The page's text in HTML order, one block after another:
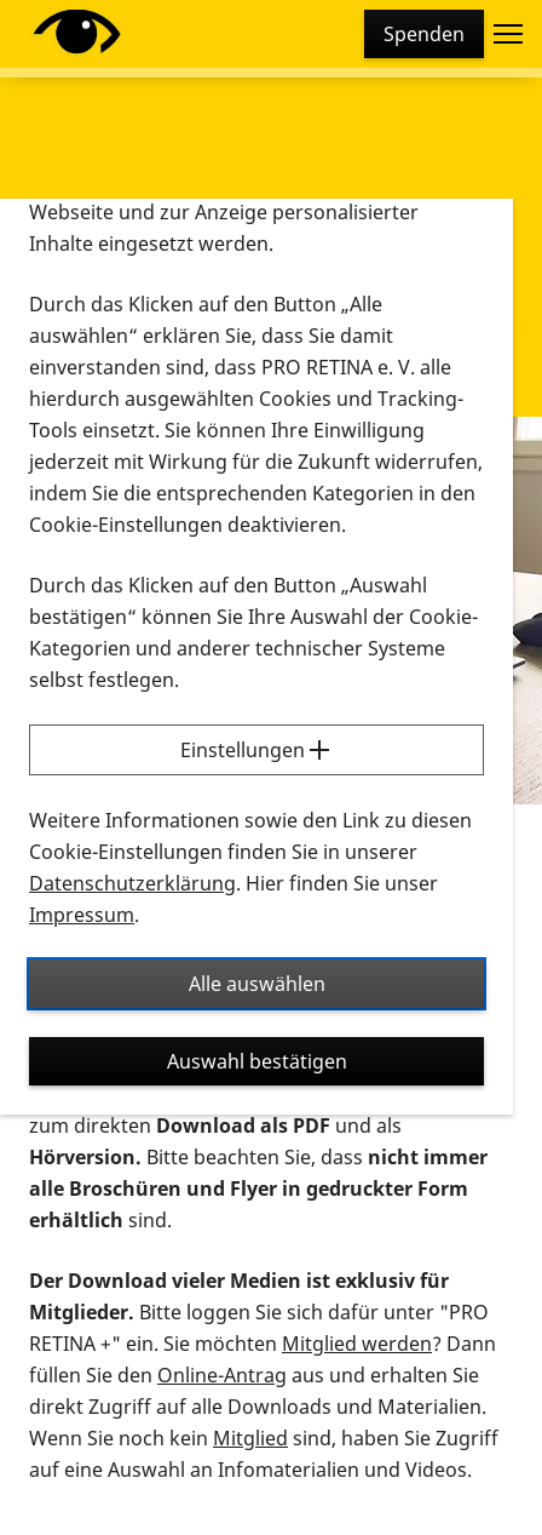
Spenden
Infomaterial
Infomaterial
Vorlesen
Alle Infomaterialien in verschiedenen
Formaten an einem Ort
Sie möchten wissen, wie Sie nach Infonmaterial
suchen und dieses bestellen bzw. herunterladen
können? Schauen Sie sich dieErklärvideos zum
Thema Infomaterial auf der PRO RETINA-Website
für blinde und sehbehinderte Menschen an.
Auf dieser Seite finden Sie sämtliches Infomaterial
Ort. Nutzen Sie den Formatfilter, um ausschließlich
nach Flyern und Broschüren, Audios oder Videos zu
suchen. Die meisten Flyer und Broschüren werden in
verschiedenen Formaten angeboten: zur
postalischen Bestellung als gedruckte Variante
zum direktenDownload als PDFund als
Hörversion. Bitte beachten Sie, dass nicht immer
alle Broschüren und Flyer in gedruckter Form
erhältlich sind.
Der Download vieler Medien ist exklusiv für
Mitglieder. Bitte loggen Sie sich dafür unter "PRO
RETINA +" ein. Sie möchten Mitglied werden? Dann
füllen Sie den Online-Antrag aus und erhalten Sie
direkt Zugriff auf alle Downloads und Materialien.
Wenn Sie noch kein Mitglied sind, haben Sie Zugriff
auf eine Auswahl an Infomaterialien und Videos.
Diese Webseite setzt verschiedene Cookies und
Tracking-Tools ein. Dies beinhaltet Cookies und
Webseite und zur Anzeige personalisierter
Inhalte eingesetzt werden.
Durch das Klicken auf den Button „Alle
auswählen“ erklären Sie, dass Sie damit
einverstanden sind, dass PRO RETINA e. V. alle
hierdurch ausgewählten Cookies und Tracking-
Tools einsetzt. Sie können Ihre Einwilligung
jederzeit mit Wirkung für die Zukunft widerrufen,
indem Sie die entsprechenden Kategorien in den
Cookie-Einstellungen deaktivieren.
Durch das Klicken auf den Button „Auswahl
bestätigen“ können Sie Ihre Auswahl der Cookie-
Kategorien und anderer technischer Systeme
selbst festlegen.
Einstellungen
Weitere Informationen sowie den Link zu diesen
Cookie-Einstellungen finden Sie in unserer
Datenschutzerklärung. Hier finden Sie unser
Impressum.
Alle auswählen
Auswahl bestätigen